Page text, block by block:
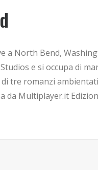
a North Bend,
e si occupa di
tre romanzi ambientati
da Multiplayer.it